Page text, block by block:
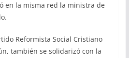
en la misma red la ministra de
Reformista Social Cristiano
también se solidarizó con la